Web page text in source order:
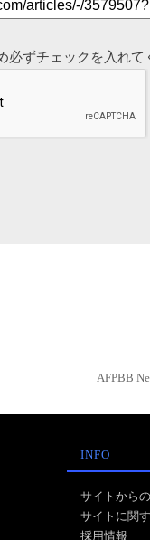
必ずチェックを入れて
AFPBB
INFO
サイトから
サイトに関
採用情報